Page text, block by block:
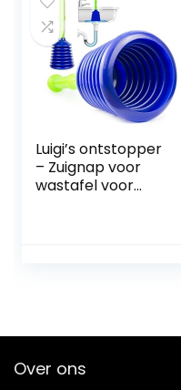
Luigi’s ontstopper
– Zuignap voor
wastafel voor
Over ons